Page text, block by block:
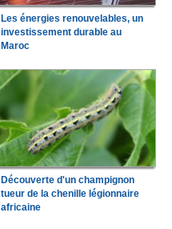
Les énergies renouvelables, un
investissement durable au
Maroc
Découverte d'un champignon
tueur de la chenille légionnaire
africaine